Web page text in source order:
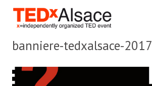
banniere-tedxalsace-2017